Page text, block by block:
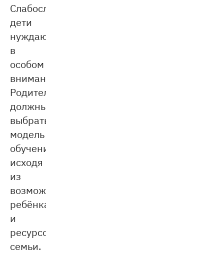
Слабослышащие
дети
нуждаются
в
особом
внимании.
Родители
должны
выбрать
модель
обучения,
исходя
из
возможностей
ребёнка
и
ресурсов
семьи.